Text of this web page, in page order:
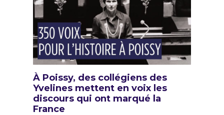
À Poissy, des collégiens des
Yvelines mettent en voix les
discours qui ont marqué la
France